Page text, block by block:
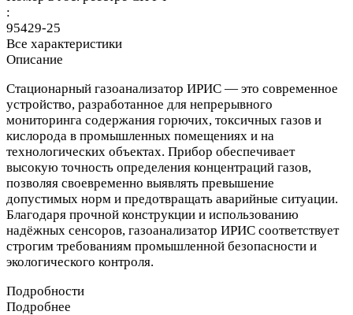
:
95429-25
Все характеристики
Описание
Стационарный газоанализатор ИРИС — это современное
устройство, разработанное для непрерывного
мониторинга содержания горючих, токсичных газов и
кислорода в промышленных помещениях и на
технологических объектах. Прибор обеспечивает
высокую точность определения концентраций газов,
позволяя своевременно выявлять превышение
допустимых норм и предотвращать аварийные ситуации.
Благодаря прочной конструкции и использованию
надёжных сенсоров, газоанализатор ИРИС соответствует
строгим требованиям промышленной безопасности и
экологического контроля.
Подробности
Подробнее